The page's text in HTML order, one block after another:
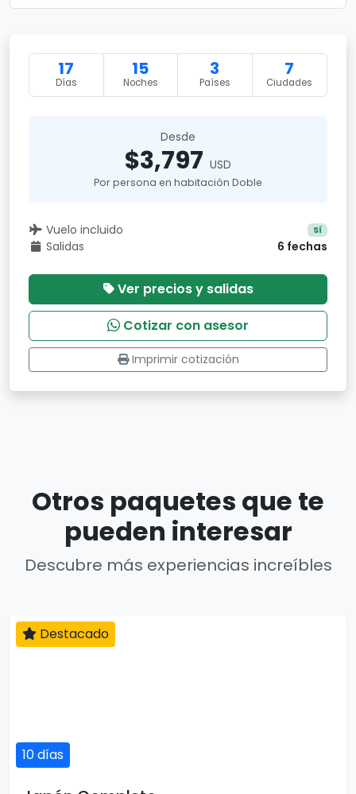
17
Días
15
Noches
3
Países
7
Ciudades
Desde
$3,797 USD
Por persona en habitación Doble
Vuelo incluido Sí
Salidas 6 fechas
Ver precios y salidas
Cotizar con asesor
Imprimir cotización
Otros paquetes que te
pueden interesar
Descubre más experiencias increíbles
10 días
Destacado